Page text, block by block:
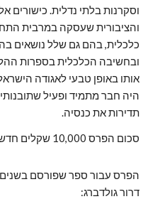
וסקרנות בלתי נדלית. כישורים
והציבורית שעסקה במרבית
כלכלית, בהם גם שלל נושאים
ובחשיבה הכלכלית בספרות
אותו באופן טבעי לאגודה
היה חבר מתמיד ופעיל
תדירות את כנסיה.
סכום הפרס 10,000 שקלים
דרור גולדברג: